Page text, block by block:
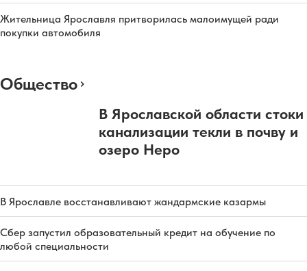
Жительница Ярославля притворилась малоимущей ради
покупки автомобиля
Общество
В Ярославской области стоки
канализации текли в почву и
озеро Неро
В Ярославле восстанавливают жандармские казармы
Сбер запустил образовательный кредит на обучение по
любой специальности